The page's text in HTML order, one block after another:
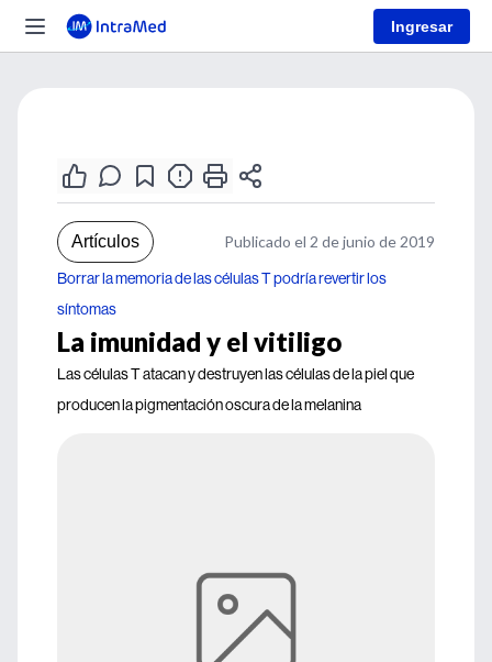
Ingresar
Artículos Publicado el 2 de junio de 2019
Borrar la memoria de las células T podría revertir los
síntomas
La imunidad y el vitiligo
Las células T atacan y destruyen las células de la piel que
producen la pigmentación oscura de la melanina